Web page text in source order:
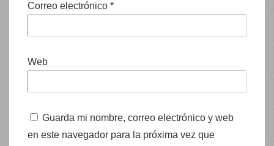
Correo electrónico *
Web
Guarda mi nombre, correo electrónico y web
en este navegador para la próxima vez que